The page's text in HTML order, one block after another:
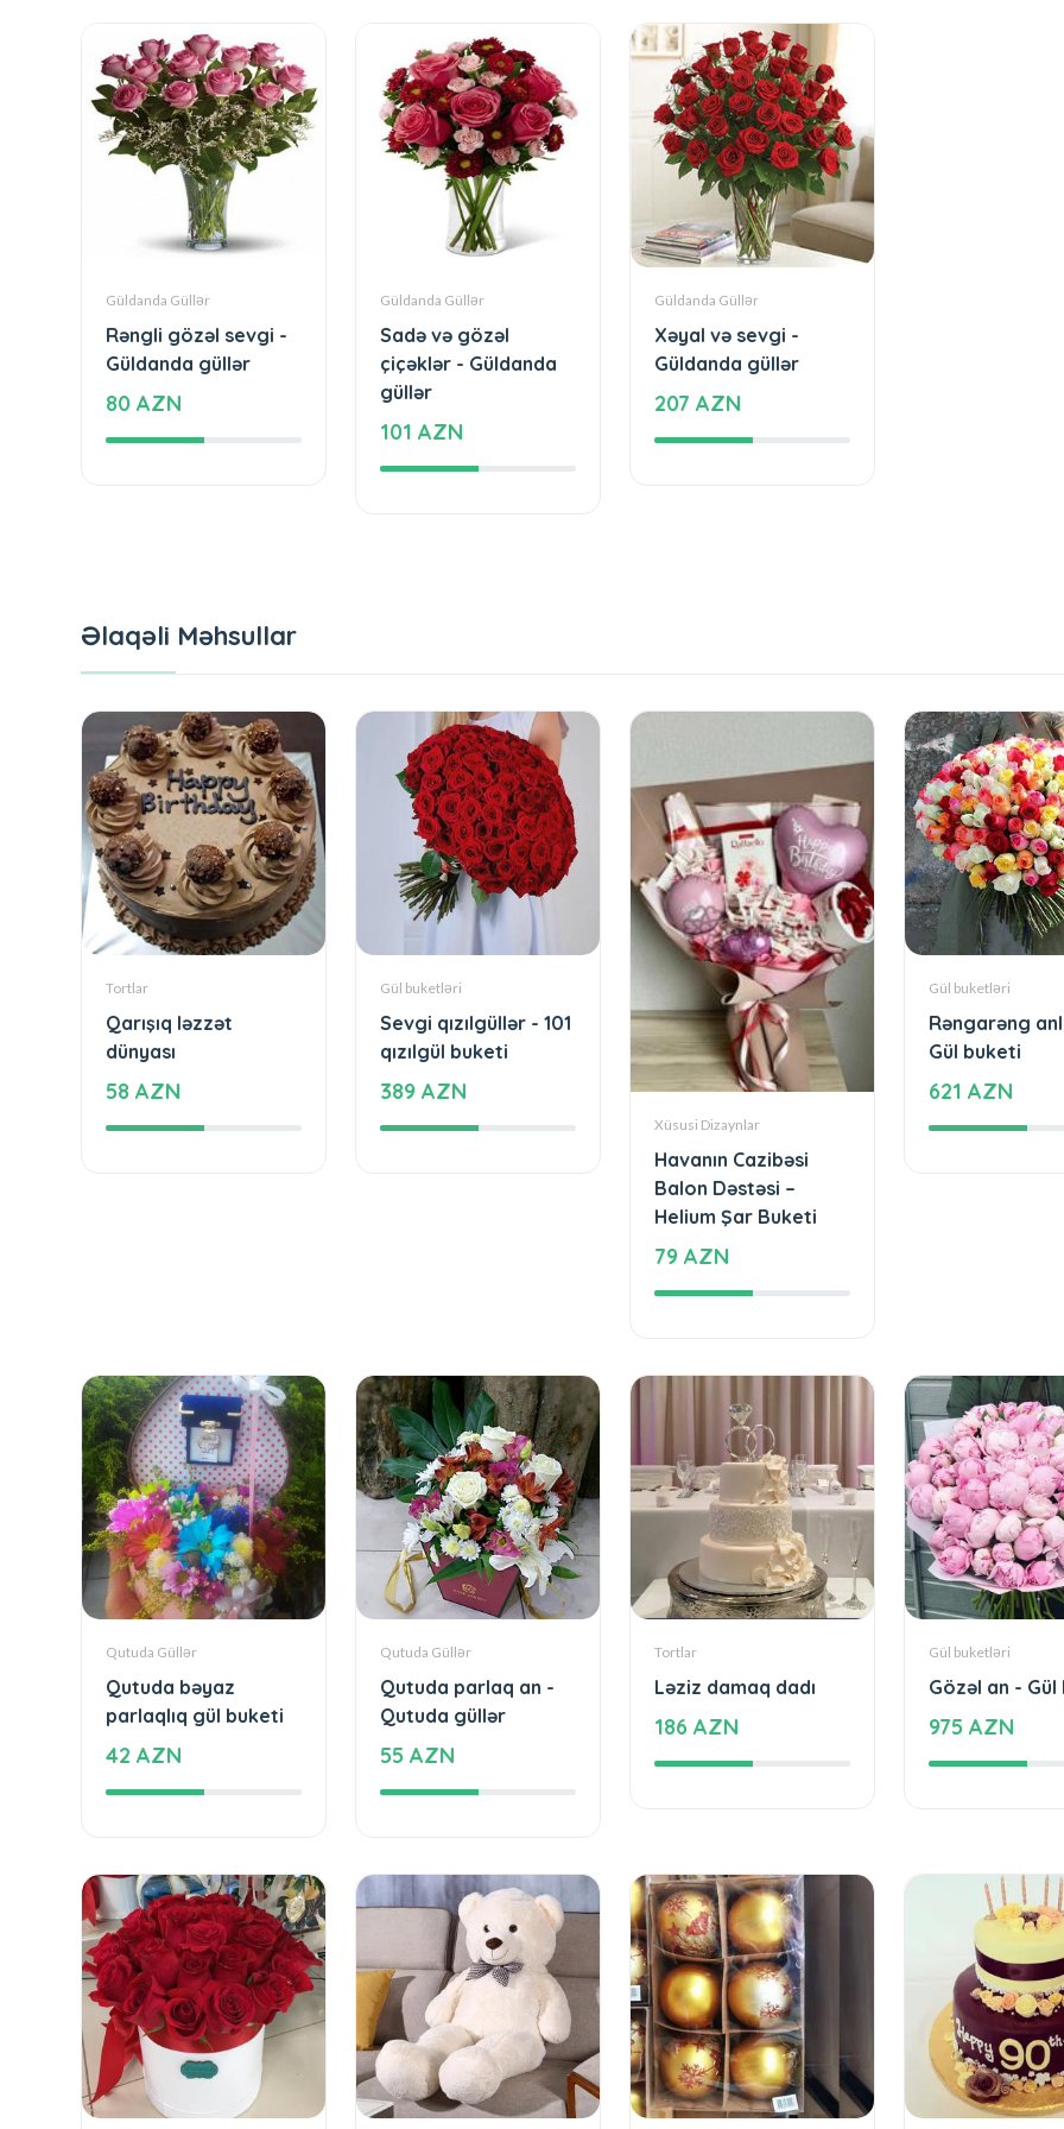
Güldanda Güllər
Rəngli gözəl sevgi -
Güldanda güllər
80 AZN
Güldanda Güllər
Sadə və gözəl
çiçəklər - Güldanda
güllər
101 AZN
Güldanda Güllər
Xəyal və sevgi -
Güldanda güllər
207 AZN
Əlaqəli Məhsullar
Tortlar
Qarışıq ləzzət
dünyası
58 AZN
Gül buketləri
Sevgi qızılgüllər - 101
qızılgül buketi
389 AZN
Xüsusi Dizaynlar
Havanın Cazibəsi
Balon Dəstəsi –
Helium Şar Buketi
79 AZN
Gül buketləri
Rəngarəng
Gül buketi
621 AZN
Qutuda Güllər
Qutuda bəyaz
parlaqlıq gül buketi
42 AZN
Qutuda Güllər
Qutuda parlaq an -
Qutuda güllər
55 AZN
Tortlar
Ləziz damaq dadı
186 AZN
Gül buketləri
Gözəl an -
975 AZN